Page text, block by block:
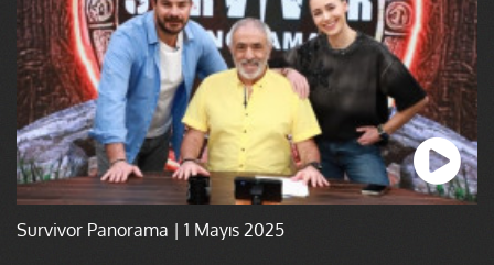
Survivor Panorama | 1 Mayıs 2025